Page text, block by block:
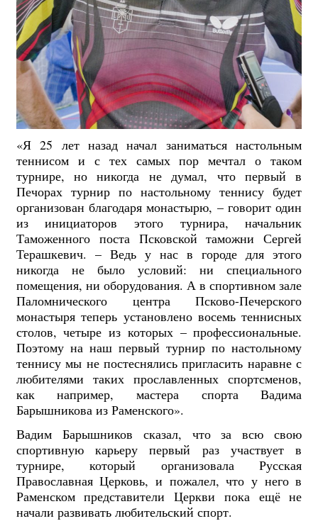
«Я 25 лет назад начал заниматься настольным
теннисом и с тех самых пор мечтал о таком
турнире, но никогда не думал, что первый в
Печорах турнир по настольному теннису будет
организован благодаря монастырю, – говорит один
из инициаторов этого турнира, начальник
Таможенного поста Псковской таможни Сергей
Терашкевич. – Ведь у нас в городе для этого
никогда не было условий: ни специального
помещения, ни оборудования. А в спортивном зале
Паломнического центра Псково-Печерского
монастыря теперь установлено восемь теннисных
столов, четыре из которых – профессиональные.
Поэтому на наш первый турнир по настольному
теннису мы не постеснялись пригласить наравне с
любителями таких прославленных спортсменов,
как например, мастера спорта Вадима
Барышникова из Раменского».
Вадим Барышников сказал, что за всю свою
спортивную карьеру первый раз участвует в
турнире, который организовала Русская
Православная Церковь, и пожалел, что у него в
Раменском представители Церкви пока ещё не
начали развивать любительский спорт.